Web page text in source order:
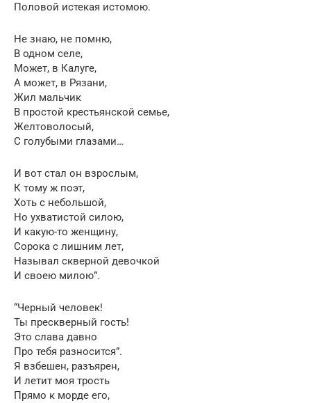
Половой истекая истомою.
Не знаю, не помню,
В одном селе,
Может, в Калуге,
А может, в Рязани,
Жил мальчик
В простой крестьянской семье,
Желтоволосый,
С голубыми глазами…
И вот стал он взрослым,
К тому ж поэт,
Хоть с небольшой,
Но ухватистой силою,
И какую-то женщину,
Сорока с лишним лет,
Называл скверной девочкой
И своею милою”.
“Черный человек!
Ты прескверный гость!
Это слава давно
Про тебя разносится”.
Я взбешен, разъярен,
И летит моя трость
Прямо к морде его,